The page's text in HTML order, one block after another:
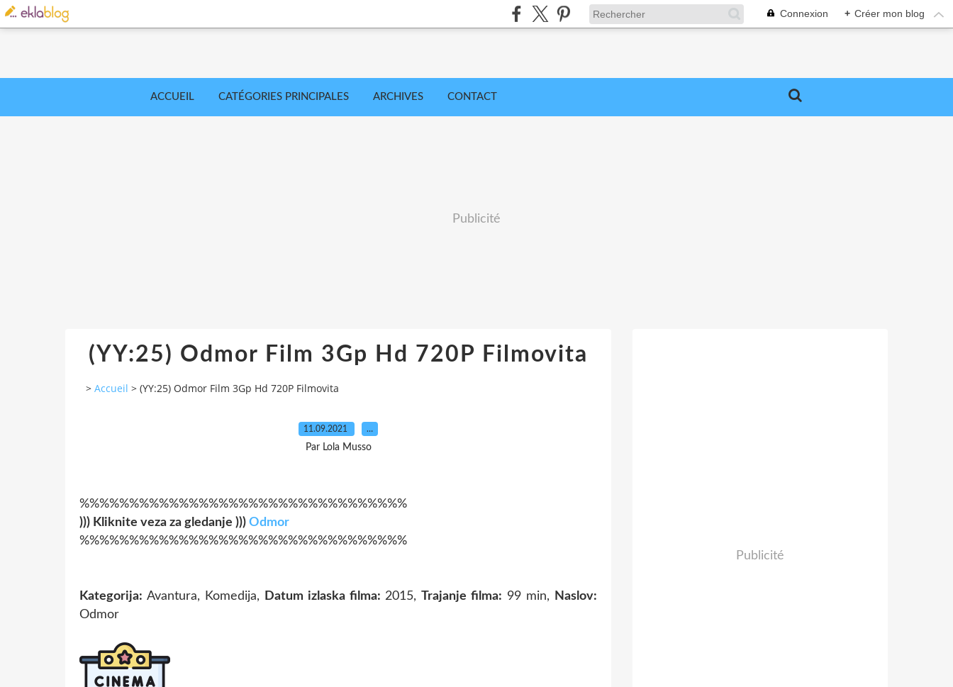
Connexion + Créer mon blog
ACCUEIL CATÉGORIES PRINCIPALES ARCHIVES CONTACT
Publicité
(YY:25) Odmor Film 3Gp Hd 720P Filmovita
> Accueil > (YY:25) Odmor Film 3Gp Hd 720P Filmovita
11.09.2021 …
Par Lola Musso
%%%%%%%%%%%%%%%%%%%%%%%%%%%%%%%%%
))) Kliknite veza za gledanje ))) Odmor
%%%%%%%%%%%%%%%%%%%%%%%%%%%%%%%%%
Kategorija: Avantura, Komedija, Datum izlaska filma: 2015,Trajanje filma: 99 min,
Naslov:
Odmor
Publicité